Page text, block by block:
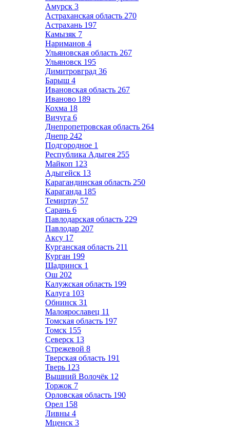
Амурск 3
Астраханская область 270
Астрахань 197
Камызяк 7
Нариманов 4
Ульяновская область 267
Ульяновск 195
Димитровград 36
Барыш 4
Ивановская область 267
Иваново 189
Кохма 18
Вичуга 6
Днепропетровская область 264
Днепр 242
Подгородное 1
Республика Адыгея 255
Майкоп 123
Адыгейск 13
Карагандинская область 250
Караганда 185
Темиртау 57
Сарань 6
Павлодарская область 229
Павлодар 207
Аксу 17
Курганская область 211
Курган 199
Шадринск 1
Ош 202
Калужская область 199
Калуга 103
Обнинск 31
Малоярославец 11
Томская область 197
Томск 155
Северск 13
Стрежевой 8
Тверская область 191
Тверь 123
Вышний Волочёк 12
Торжок 7
Орловская область 190
Орел 158
Ливны 4
Мценск 3